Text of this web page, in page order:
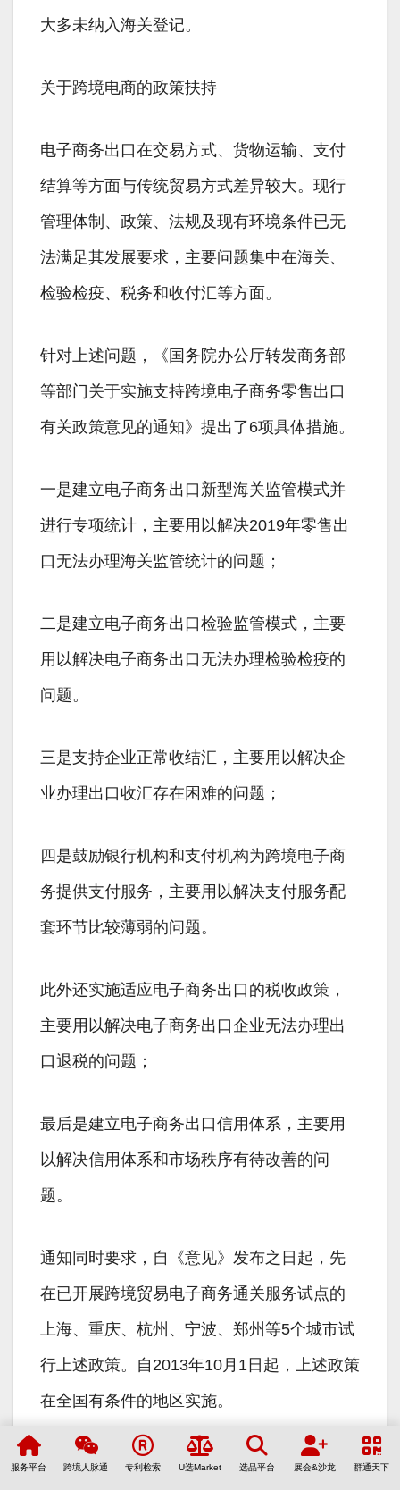
大多未纳入海关登记。
关于跨境电商的政策扶持
电子商务出口在交易方式、货物运输、支付
结算等方面与传统贸易方式差异较大。现行
管理体制、政策、法规及现有环境条件已无
法满足其发展要求，主要问题集中在海关、
检验检疫、税务和收付汇等方面。
针对上述问题，《国务院办公厅转发商务部
等部门关于实施支持跨境电子商务零售出口
有关政策意见的通知》提出了6项具体措施。
一是建立电子商务出口新型海关监管模式并
进行专项统计，主要用以解决2019年零售出
口无法办理海关监管统计的问题；
二是建立电子商务出口检验监管模式，主要
用以解决电子商务出口无法办理检验检疫的
问题。
三是支持企业正常收结汇，主要用以解决企
业办理出口收汇存在困难的问题；
四是鼓励银行机构和支付机构为跨境电子商
务提供支付服务，主要用以解决支付服务配
套环节比较薄弱的问题。
此外还实施适应电子商务出口的税收政策，
主要用以解决电子商务出口企业无法办理出
口退税的问题；
最后是建立电子商务出口信用体系，主要用
以解决信用体系和市场秩序有待改善的问
题。
通知同时要求，自《意见》发布之日起，先
在已开展跨境贸易电子商务通关服务试点的
上海、重庆、杭州、宁波、郑州等5个城市试
行上述政策。自2013年10月1日起，上述政策
在全国有条件的地区实施。
参考文献
服务平台 跨境人脉通 专利检索 U选Market 选品平台 展会&沙龙 群通天下